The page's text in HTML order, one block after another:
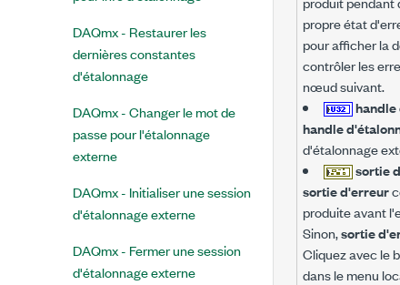
DAQmx - Restaurer les
dernières constantes
d'étalonnage
DAQmx - Changer le mot de
passe pour l'étalonnage
externe
DAQmx - Initialiser une session
d'étalonnage externe
DAQmx - Fermer une session
d'étalonnage externe
propre état
pour afficher la
contrôler les
nœud suivant.
handle
handle
d'étalonnage
sortie
sortie d'erreur
produite avant
Sinon,sortie
Cliquez avec le
dans le menu